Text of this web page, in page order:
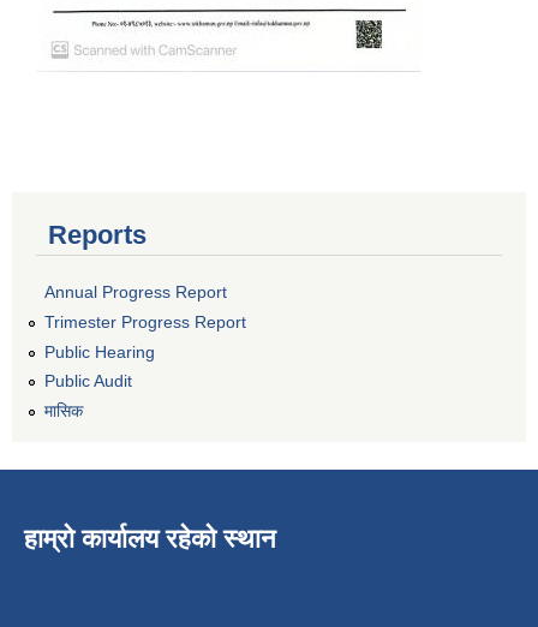
Reports
Annual Progress Report
Trimester Progress Report
Public Hearing
Public Audit
मासिक
हाम्रो कार्यालय रहेको स्थान